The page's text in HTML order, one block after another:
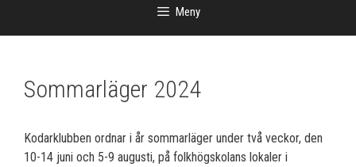
Meny
Sommarläger 2024
Kodarklubben ordnar i år sommarläger under två veckor, den
10-14 juni och 5-9 augusti, på folkhögskolans lokaler i